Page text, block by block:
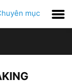
mục